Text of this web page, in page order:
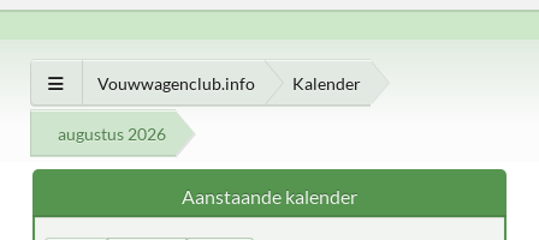
Vouwwagenclub.info Kalender
augustus 2026
Aanstaande kalender